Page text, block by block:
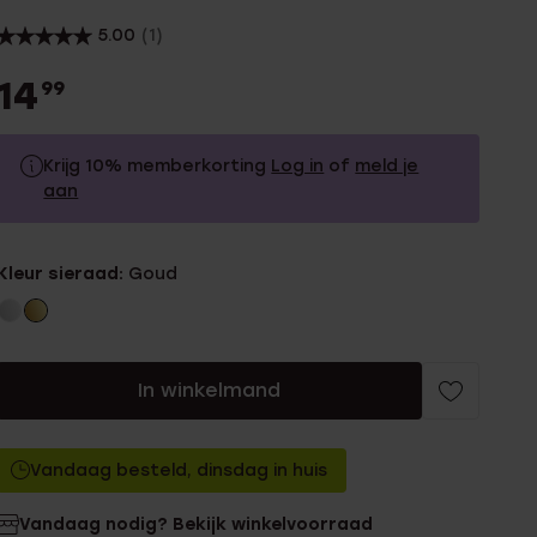
5.00 (1)
99
Krijg 10% memberkorting Log in of meld je
aan
Zonder memberkorting
sieraad: Goud
In winkelmand
Vandaag besteld, dinsdag in huis
Vandaag nodig? Bekijk winkelvoorraad